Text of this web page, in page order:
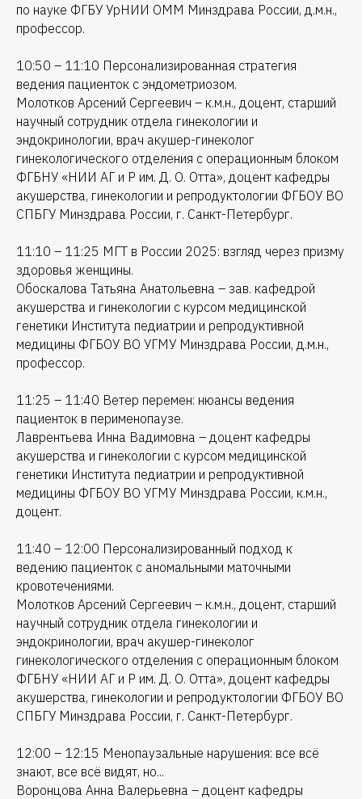
по науке ФГБУ УрНИИ ОММ Минздрава России, д.м.н.,
профессор.
10:50 – 11:10 Персонализированная стратегия
ведения пациенток с эндометриозом.
Молотков Арсений Сергеевич – к.м.н., доцент, старший
научный сотрудник отдела гинекологии и
эндокринологии, врач акушер-гинеколог
гинекологического отделения с операционным блоком
ФГБНУ «НИИ АГ и Р им. Д. О. Отта», доцент кафедры
акушерства, гинекологии и репродуктологии ФГБОУ ВО
СПБГУ Минздрава России, г. Санкт-Петербург.
11:10 – 11:25 МГТ в России 2025: взгляд через призму
здоровья женщины.
Обоскалова Татьяна Анатольевна – зав. кафедрой
акушерства и гинекологии с курсом медицинской
генетики Института педиатрии и репродуктивной
медицины ФГБОУ ВО УГМУ Минздрава России, д.м.н.,
профессор.
11:25 – 11:40 Ветер перемен: нюансы ведения
пациенток в перименопаузе.
Лаврентьева Инна Вадимовна – доцент кафедры
акушерства и гинекологии с курсом медицинской
генетики Института педиатрии и репродуктивной
медицины ФГБОУ ВО УГМУ Минздрава России, к.м.н.,
доцент.
11:40 – 12:00 Персонализированный подход к
ведению пациенток с аномальными маточными
кровотечениями.
Молотков Арсений Сергеевич – к.м.н., доцент, старший
научный сотрудник отдела гинекологии и
эндокринологии, врач акушер-гинеколог
гинекологического отделения с операционным блоком
ФГБНУ «НИИ АГ и Р им. Д. О. Отта», доцент кафедры
акушерства, гинекологии и репродуктологии ФГБОУ ВО
СПБГУ Минздрава России, г. Санкт-Петербург.
12:00 – 12:15 Менопаузальные нарушения: все всё
знают, все всё видят, но...
Воронцова Анна Валерьевна – доцент кафедры